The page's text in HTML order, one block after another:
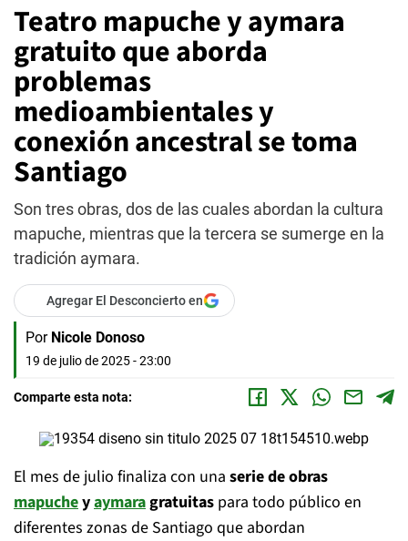
Teatro mapuche y aymara
gratuito que aborda
problemas
medioambientales y
conexión ancestral se toma
Santiago
Son tres obras, dos de las cuales abordan la cultura
mapuche, mientras que la tercera se sumerge en la
tradición aymara.
Agregar El Desconcierto en
Por Nicole Donoso
19 de julio de 2025 - 23:00
Comparte esta nota:
El mes de julio finaliza con una serie de obras
mapucheyaymaragratuitas para todo público en
diferentes zonas de Santiago que abordan